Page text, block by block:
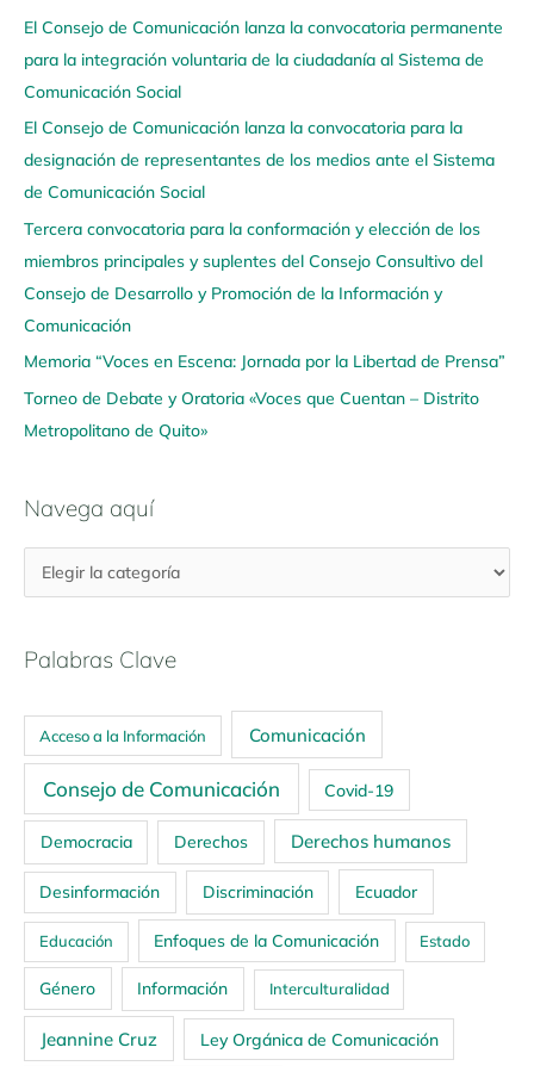
El Consejo de Comunicación lanza la convocatoria permanente
para la integración voluntaria de la ciudadanía al Sistema de
Comunicación Social
El Consejo de Comunicación lanza la convocatoria para la
designación de representantes de los medios ante el Sistema
de Comunicación Social
Tercera convocatoria para la conformación y elección de los
miembros principales y suplentes del Consejo Consultivo del
Consejo de Desarrollo y Promoción de la Información y
Comunicación
Memoria “Voces en Escena: Jornada por la Libertad de Prensa”
Torneo de Debate y Oratoria «Voces que Cuentan – Distrito
Metropolitano de Quito»
Navega aquí
v
e
g
a
a
q
u
í
Palabras Clave
Acceso a la Información Comunicación
Consejo de Comunicación Covid-19
Democracia Derechos Derechos humanos
Desinformación Discriminación Ecuador
Educación Enfoques de la Comunicación Estado
Género Información Interculturalidad
Jeannine Cruz Ley Orgánica de Comunicación